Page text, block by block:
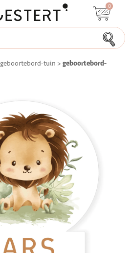
0
geboortebord-tuin > geboortebord-